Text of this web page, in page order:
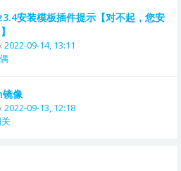
安装模板插件提示【对不起，您安
2022-09-14, 13:11
像
2022-09-13, 12:18